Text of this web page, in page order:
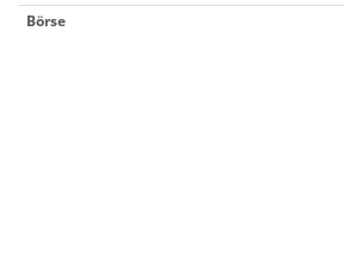
Börse